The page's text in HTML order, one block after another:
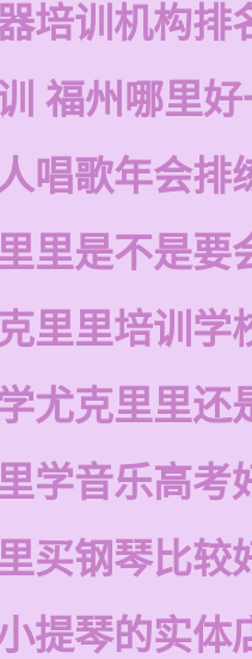
培训机构排
福州哪里
唱歌年会排
里是不是要
里里培训学
尤克里里还
学音乐高考
买钢琴比较
提琴的实体